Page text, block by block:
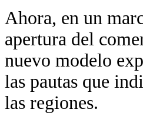
Ahora, en un
apertura del
nuevo modelo
las pautas que
las regiones.